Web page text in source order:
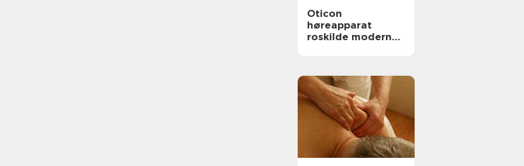
Oticon
høreapparat
roskilde moderne